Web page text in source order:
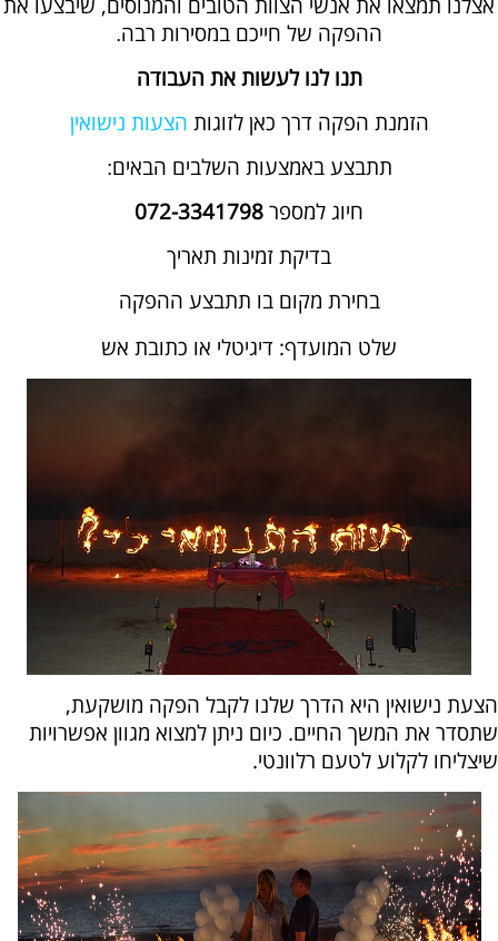
ההפקה של חייכם במסירות רבה.
תנו לנו לעשות את העבודה
הזמנת הפקה דרך כאן לזוגות הצעות נישואין
תתבצע באמצעות השלבים הבאים:
חיוג למספר 072-3341798
בדיקת זמינות תאריך
בחירת מקום בו תתבצע ההפקה
שלט המועדף: דיגיטלי או כתובת אש
הצעת נישואין היא הדרך שלנו לקבל הפקה מושקעת,
שתסדר את המשך החיים. כיום ניתן למצוא מגוון אפשרויות
שיצליחו לקלוע לטעם רלוונטי.